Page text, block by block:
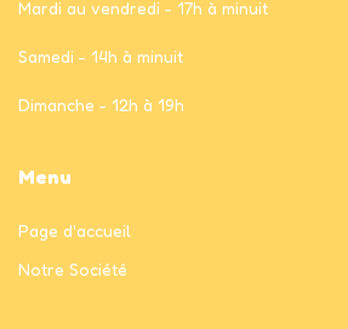
Mardi au vendredi - 17h à minuit
Samedi - 14h à minuit
Dimanche - 12h à 19h
Menu
Page d'accueil
Notre Société